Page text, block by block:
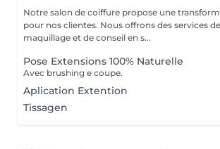
Notre salon de coiffure propose une
pour nos clientes. Nous offrons des services
maquillage et de conseil en s...
Pose Extensions 100% Naturelle
Avec brushing e coupe.
Aplication Extention
Tissagen